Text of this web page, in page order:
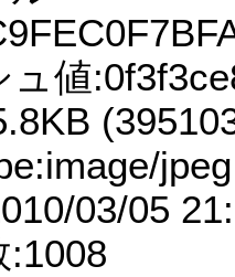
ュ値
jpeg
03/05